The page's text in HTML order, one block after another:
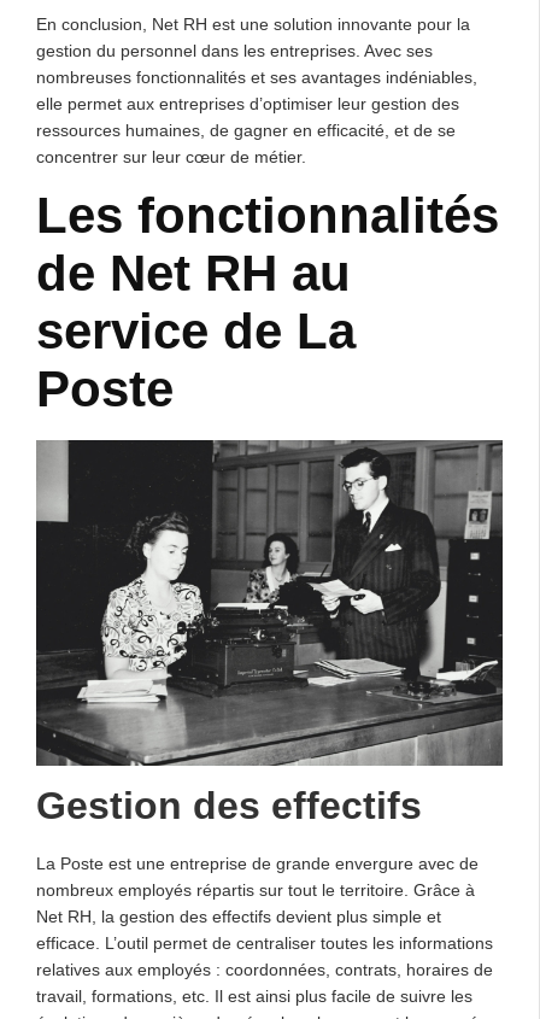
En conclusion, Net RH est une solution innovante pour la
gestion du personnel dans les entreprises. Avec ses
nombreuses fonctionnalités et ses avantages indéniables,
elle permet aux entreprises d’optimiser leur gestion des
ressources humaines, de gagner en efficacité, et de se
concentrer sur leur cœur de métier.
Les fonctionnalités
de Net RH au
service de La
Poste
Gestion des effectifs
La Poste est une entreprise de grande envergure avec de
nombreux employés répartis sur tout le territoire. Grâce à
Net RH, la gestion des effectifs devient plus simple et
efficace. L’outil permet de centraliser toutes les informations
relatives aux employés : coordonnées, contrats, horaires de
travail, formations, etc. Il est ainsi plus facile de suivre les